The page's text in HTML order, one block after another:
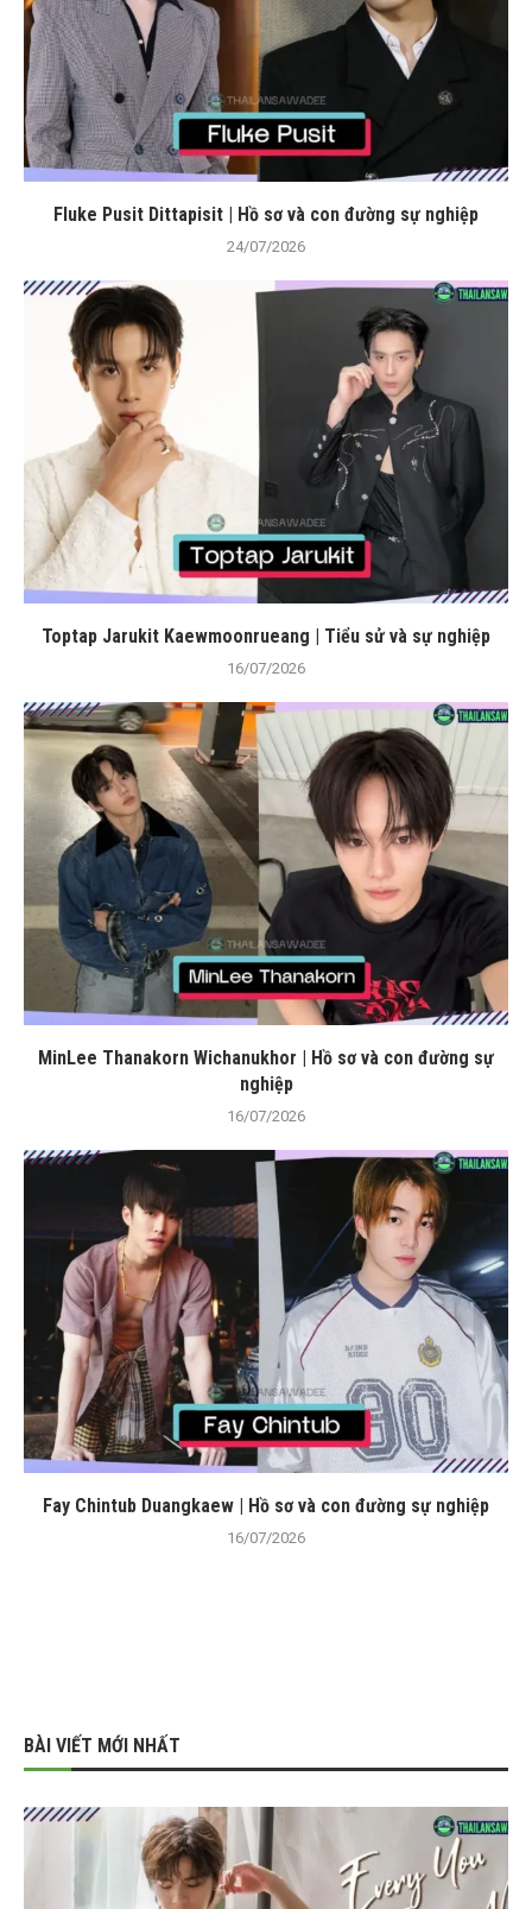
Fluke Pusit Dittapisit | Hồ sơ và con đường sự nghiệp
24/07/2026
Toptap Jarukit Kaewmoonrueang | Tiểu sử và sự nghiệp
16/07/2026
MinLee Thanakorn Wichanukhor | Hồ sơ và con đường sự
nghiệp
16/07/2026
Fay Chintub Duangkaew | Hồ sơ và con đường sự nghiệp
16/07/2026
BÀI VIẾT MỚI NHẤT